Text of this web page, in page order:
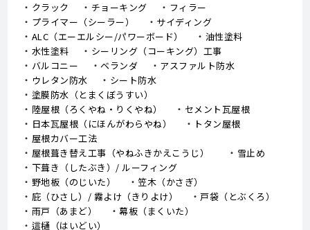
クラック チョーキング
フィラー
プライマー（シーラー）
サイディング
ALC（エーエルシー/パワーボード）
油性塗料
水性塗料
シーリング（コーキング）工事
バルコニー
ベランダ
アスファルト防水
ウレタン防水
シート防水
塗膜防水（とまくぼうすい）
陸屋根（ろくやね・りくやね）
セメント瓦屋根
日本瓦屋根（にほんがわらやね）
トタン屋根
屋根カバー工法
屋根葺き替え工事（やねふきかえこうじ）
雪止め
下葺き（したぶき）/ ルーフィング
野地板（のじいた）
笠木（かさぎ）
庇（ひさし）/ 霧よけ（きりよけ）
戸袋（とぶくろ）
雨戸（あまど）
幕板（まくいた）
這樋（はいどい）